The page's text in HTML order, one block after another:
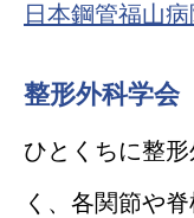
日本鋼管福山
整形外科学会
ひとくちに整
く、各関節や